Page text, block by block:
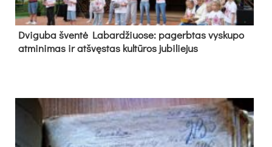
Dvi­gu­ba šven­tė La­bar­džiuo­se: pa­gerb­tas vys­ku­po
at­mi­ni­mas ir at­švęs­tas kul­tū­ros ju­bi­lie­jus